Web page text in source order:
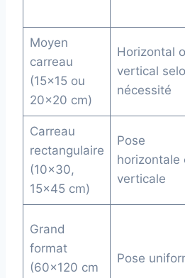
Moyen
carreau
(15×15 ou
20×20 cm)
Horizontal
vertical
nécessité
Carreau
rectangulaire
(10×30,
15×45 cm)
Pose
horizontale
verticale
Grand
format
(60×120 cm
Pose